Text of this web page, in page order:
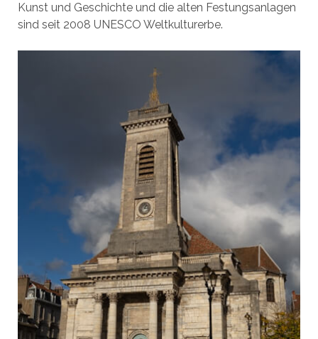
Kunst und Geschichte und die alten Festungsanlagen
sind seit 2008 UNESCO Weltkulturerbe.